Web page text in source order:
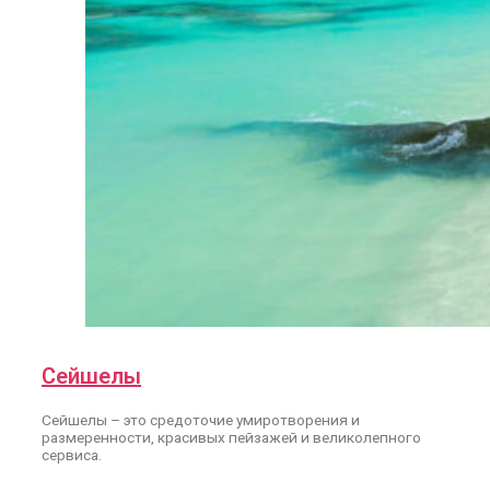
Сейшелы
Сейшелы – это средоточие умиротворения и
размеренности, красивых пейзажей и великолепного
сервиса.